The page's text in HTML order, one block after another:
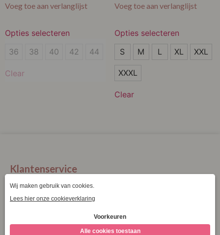
Voeg toe aan verlanglijst
Opties selecteren
36
38
36 38 40 42 44
Clear
Voeg toe aan verlanglijst
Opties selecteren
S
M
S M L XL XXL
XXXL
Clear
Klantenservice
Verzending & Levering